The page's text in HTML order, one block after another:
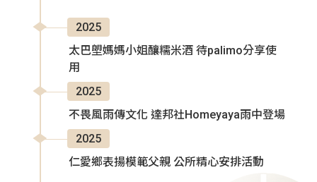
2025
太巴塱媽媽小姐釀糯米酒 待palimo分享使
用
2025
不畏風雨傳文化 達邦社Homeyaya雨中登場
2025
仁愛鄉表揚模範父親 公所精心安排活動